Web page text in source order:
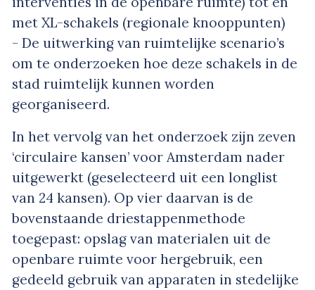
met XL-schakels (regionale knooppunten)
- De uitwerking van ruimtelijke scenario’s
om te onderzoeken hoe deze schakels in de
stad ruimtelijk kunnen worden
georganiseerd.
In het vervolg van het onderzoek zijn zeven
‘circulaire kansen’ voor Amsterdam nader
uitgewerkt (geselecteerd uit een longlist
van 24 kansen). Op vier daarvan is de
bovenstaande driestappenmethode
toegepast: opslag van materialen uit de
openbare ruimte voor hergebruik, een
gedeeld gebruik van apparaten in stedelijke